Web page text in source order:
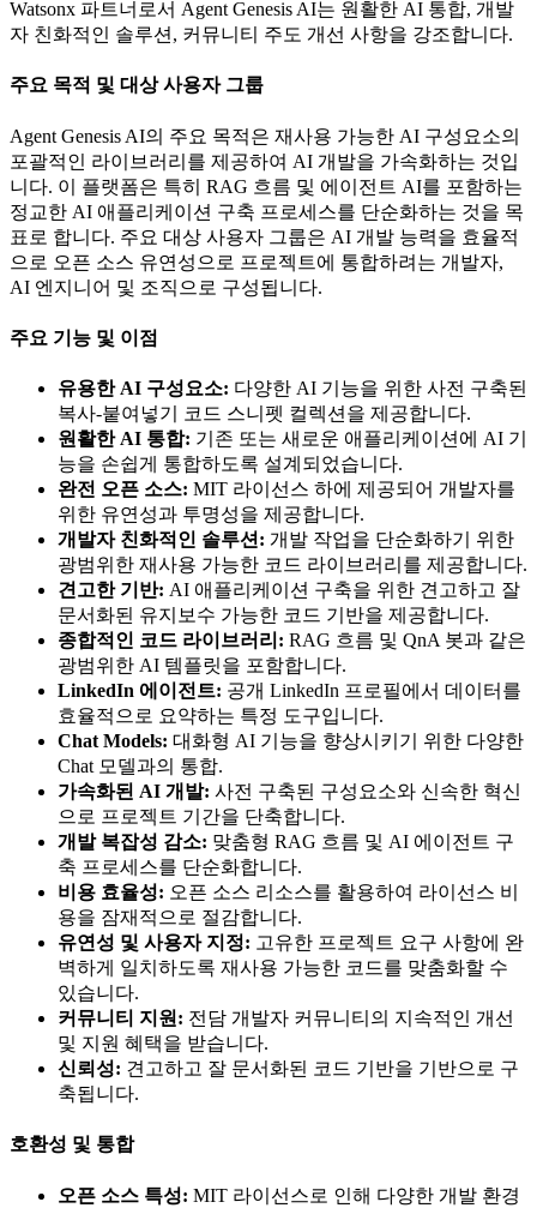
Watsonx 파트너로서 Agent Genesis AI는 원활한 AI 통합, 개발
자 친화적인 솔루션, 커뮤니티 주도 개선 사항을 강조합니다.
주요 목적 및 대상 사용자 그룹
Agent Genesis AI의 주요 목적은 재사용 가능한 AI 구성요소의
포괄적인 라이브러리를 제공하여 AI 개발을 가속화하는 것입
니다. 이 플랫폼은 특히 RAG 흐름 및 에이전트 AI를 포함하는
정교한 AI 애플리케이션 구축 프로세스를 단순화하는 것을 목
표로 합니다. 주요 대상 사용자 그룹은 AI 개발 능력을 효율적
으로 오픈 소스 유연성으로 프로젝트에 통합하려는 개발자,
AI 엔지니어 및 조직으로 구성됩니다.
주요 기능 및 이점
유용한 AI 구성요소: 다양한 AI 기능을 위한 사전 구축된
복사-붙여넣기 코드 스니펫 컬렉션을 제공합니다.
원활한 AI 통합: 기존 또는 새로운 애플리케이션에 AI 기
능을 손쉽게 통합하도록 설계되었습니다.
완전 오픈 소스: MIT 라이선스 하에 제공되어 개발자를
위한 유연성과 투명성을 제공합니다.
개발자 친화적인 솔루션: 개발 작업을 단순화하기 위한
광범위한 재사용 가능한 코드 라이브러리를 제공합니다.
견고한 기반: AI 애플리케이션 구축을 위한 견고하고 잘
문서화된 유지보수 가능한 코드 기반을 제공합니다.
종합적인 코드 라이브러리: RAG 흐름 및 QnA 봇과 같은
광범위한 AI 템플릿을 포함합니다.
LinkedIn 에이전트: 공개 LinkedIn 프로필에서 데이터를
효율적으로 요약하는 특정 도구입니다.
Chat Models: 대화형 AI 기능을 향상시키기 위한 다양한
Chat 모델과의 통합.
가속화된 AI 개발: 사전 구축된 구성요소와 신속한 혁신
으로 프로젝트 기간을 단축합니다.
개발 복잡성 감소: 맞춤형 RAG 흐름 및 AI 에이전트 구
축 프로세스를 단순화합니다.
비용 효율성: 오픈 소스 리소스를 활용하여 라이선스 비
용을 잠재적으로 절감합니다.
유연성 및 사용자 지정: 고유한 프로젝트 요구 사항에 완
벽하게 일치하도록 재사용 가능한 코드를 맞춤화할 수
있습니다.
커뮤니티 지원: 전담 개발자 커뮤니티의 지속적인 개선
및 지원 혜택을 받습니다.
신뢰성: 견고하고 잘 문서화된 코드 기반을 기반으로 구
축됩니다.
호환성 및 통합
오픈 소스 특성: MIT 라이선스로 인해 다양한 개발 환경